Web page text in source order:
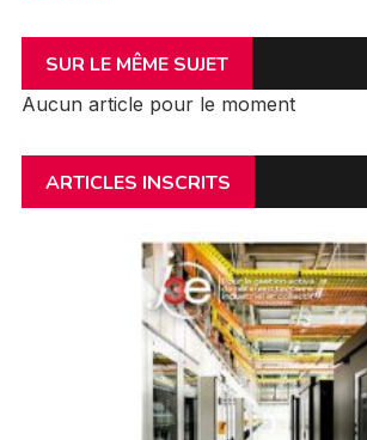
SUR LE MÊME SUJET
Aucun article pour le moment
ARTICLES INSCRITS